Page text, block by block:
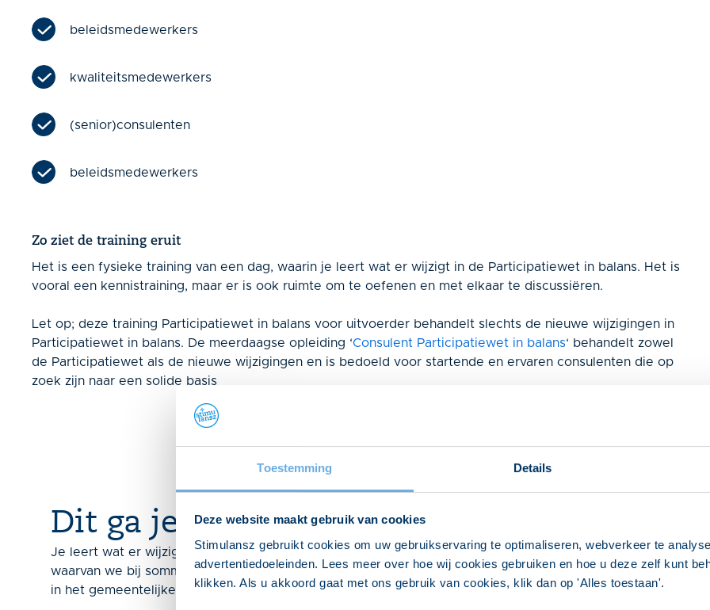
Toestemming Details
Deze website maakt gebruik van cookies
Stimulansz gebruikt cookies om uw gebruikservaring te optimaliseren, webverkeer te
advertentiedoeleinden. Lees meer over hoe wij cookies gebruiken en hoe u deze zelf kunt
klikken. Als u akkoord gaat met ons gebruik van cookies, klik dan op 'Alles toestaan'.
beleidsmedewerkers
kwaliteitsmedewerkers
(senior)consulenten
beleidsmedewerkers
Zo ziet de training eruit
Het is een fysieke training van een dag, waarin je leert wat er wijzigt in de Participatiewet in balans. Het is
vooral een kennistraining, maar er is ook ruimte om te oefenen en met elkaar te discussiëren.
Let op; deze training Participatiewet in balans voor uitvoerder behandelt slechts de nieuwe wijzigingen in
Participatiewet in balans. De meerdaagse opleiding ‘Consulent Participatiewet in balans‘ behandelt zowel
de Participatiewet als de nieuwe wijzigingen en is bedoeld voor startende en ervaren consulenten die op
zoek zijn naar een solide basis
Dit ga je leren
Je leert wat er wijzigt in de Participatiewet. Er worden ongeveer 20 artikelen aangepast,
waarvan we bij sommige kort en bij andere langer stilstaan. Ook de aanpassingen die nodig zijn
in het gemeentelijke beleid naar aanleiding van deze wijzigingen komen aan bod.